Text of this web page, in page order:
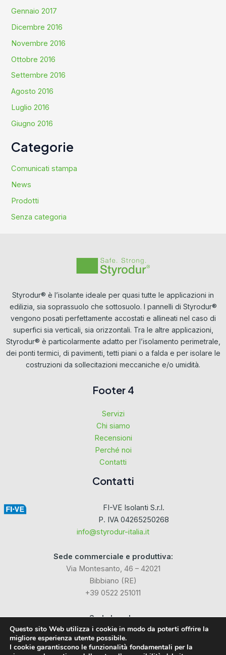
Gennaio 2017
Dicembre 2016
Novembre 2016
Ottobre 2016
Settembre 2016
Agosto 2016
Luglio 2016
Giugno 2016
Categorie
Comunicati stampa
News
Prodotti
Senza categoria
Styrodur® è l’isolante ideale per quasi tutte le applicazioni in
edilizia, sia soprassuolo che sottosuolo. I pannelli di Styrodur®
vengono posati perfettamente accostati e allineati nel caso di
superfici sia verticali, sia orizzontali. Tra le altre applicazioni,
Styrodur® è particolarmente adatto per l’isolamento perimetrale,
dei ponti termici, di pavimenti, tetti piani o a falda e per isolare le
costruzioni da sollecitazioni meccaniche e/o umidità.
Footer 4
Servizi
Chi siamo
Recensioni
Perché noi
Contatti
Contatti
FI-VE Isolanti S.r.l.
P. IVA 04265250268
info@styrodur-italia.it
Sede commerciale e produttiva:
Via Montesanto, 46 – 42021
Bibbiano (RE)
+39 0522 251011
Sede Legale:
Via Industriale dell’Isola, 3
24040 Chignolo d’Isola (BG)
Questo sito Web utilizza i cookie in modo da poterti offrire la
migliore esperienza utente possibile.
I cookie garantiscono le funzionalità fondamentali per la